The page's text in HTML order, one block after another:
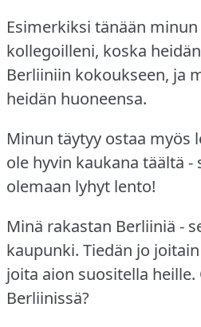
Esimerkiksi tänään
kollegoilleni, koska
Berliiniin kokoukseen, ja
heidän huoneensa.
Minun täytyy ostaa myös
ole hyvin kaukana täältä -
olemaan lyhyt lento!
Minä rakastan Berliiniä -
kaupunki. Tiedän jo
joita aion suositella heille.
Berliinissä?